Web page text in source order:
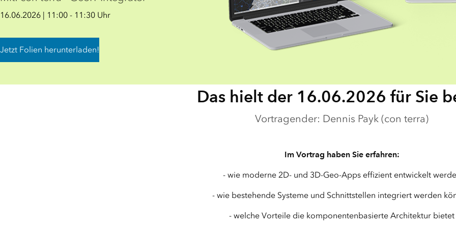
Alle Produkte
Visualisierung und
von Rasterdaten
16.06.2026 | 11:00 - 11:30 Uhr
Jetzt Folien herunterladen!
Das hielt der 16.06.2026 für Sie
Vortragender: Dennis Payk (con terra)
Im Vortrag haben Sie erfahren:
- wie moderne 2D- und 3D-Geo-Apps effizient entwickelt
- wie bestehende Systeme und Schnittstellen integriert werden
- welche Vorteile die komponentenbasierte Architektur bietet